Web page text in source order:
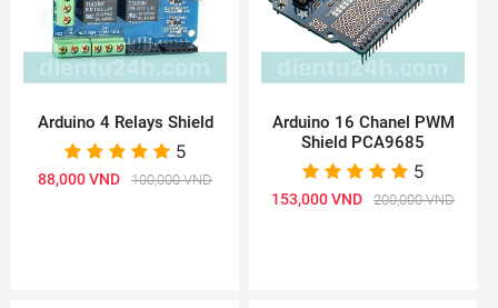
Arduino 4 Relays Shield
5
88,000 VND 100,000 VND
Arduino 16 Chanel PWM
Shield PCA9685
5
153,000 VND 200,000 VND